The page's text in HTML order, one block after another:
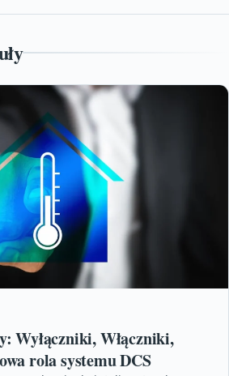
Wyłączniki, Włączniki,
rola systemu DCS